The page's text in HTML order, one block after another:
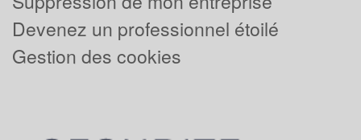
Devenez un professionnel étoilé
Gestion des cookies